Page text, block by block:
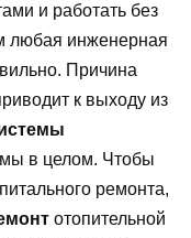
и работать без
любая инженерная
Причина
к выходу из
в целом. Чтобы
ремонта,
отопительной